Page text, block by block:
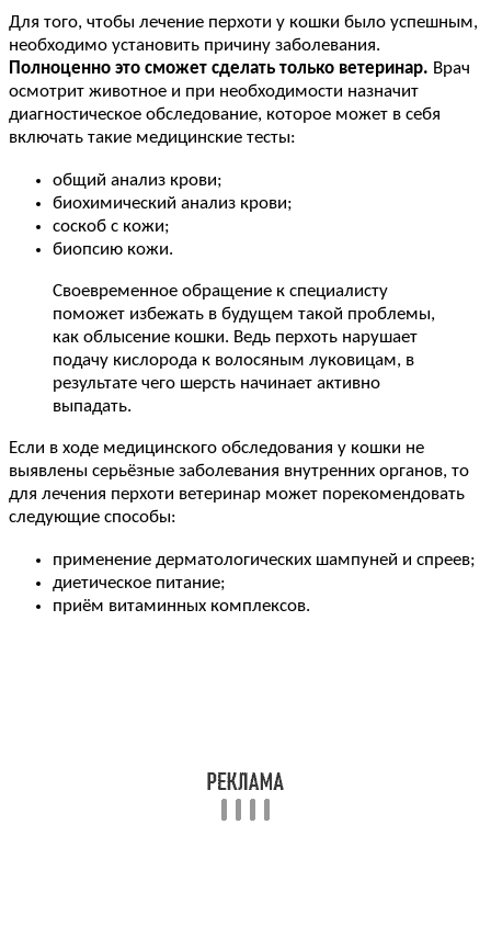
Для того, чтобы лечение перхоти у кошки было успешным,
необходимо установить причину заболевания.
Полноценно это сможет сделать только ветеринар. Врач
осмотрит животное и при необходимости назначит
диагностическое обследование, которое может в себя
включать такие медицинские тесты:
общий анализ крови;
биохимический анализ крови;
соскоб с кожи;
биопсию кожи.
Своевременное обращение к специалисту
поможет избежать в будущем такой проблемы,
как облысение кошки. Ведь перхоть нарушает
подачу кислорода к волосяным луковицам, в
результате чего шерсть начинает активно
выпадать.
Если в ходе медицинского обследования у кошки не
выявлены серьёзные заболевания внутренних органов, то
для лечения перхоти ветеринар может порекомендовать
следующие способы:
применение дерматологических шампуней и спреев;
диетическое питание;
приём витаминных комплексов.